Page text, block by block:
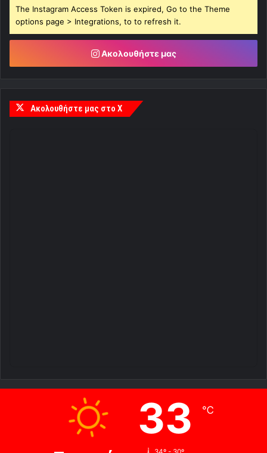
The Instagram Access Token is expired, Go to the Theme
options page > Integrations, to to refresh it.
Ακολουθήστε μας
Ακολουθήστε μας στο X
33 ℃